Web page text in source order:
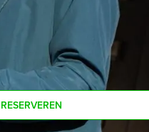
minimale aantal te
RESERVEREN